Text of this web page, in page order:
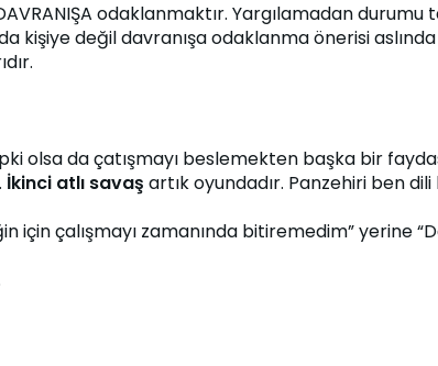
odaklanmaktır. Yargılamadan
kişiye değil davranışa odaklanma önerisi
olsa da çatışmayı beslemekten başka bir
İkinci atlı savaş artık oyundadır. Panzehiri ben
çalışmayı zamanında bitiremedim” yerine